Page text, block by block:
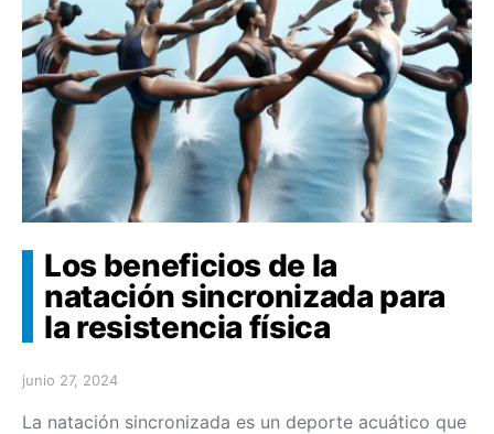
Los beneficios de la
natación sincronizada para
la resistencia física
junio 27, 2024
La natación sincronizada es un deporte acuático que